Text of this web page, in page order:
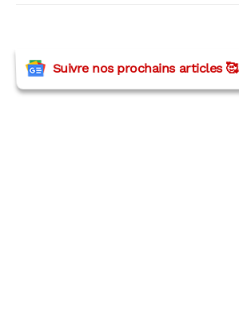
Suivre nos prochains articles 🥰